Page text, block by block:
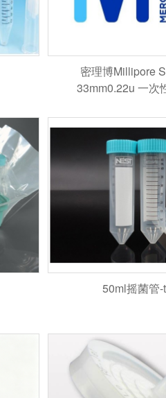
密理博Millipore
33mm0.22u 一次
50ml摇菌管